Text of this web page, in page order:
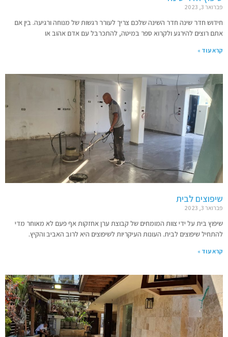
פברואר 3, 2023
חידוש חדר שינה חדר השינה שלכם צריך לעורר רגשות של מנוחה ורגיעה. בין אם
אתם רוצים להירגע ולקרוא ספר במיטה, להתכרבל עם אדם אהוב או
קרא עוד »
שיפוצים לבית
פברואר 3, 2023
שיפוץ בית על ידי צוות המומחים של קבוצת ערן אחזקות אף פעם לא מאוחר מדי
להתחיל שיפוצים לבית. העונות העיקריות לשיפוצים היא לרוב האביב והקיץ.
קרא עוד »